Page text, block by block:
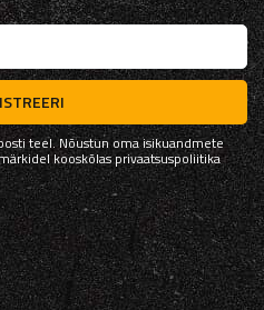
teel. Nõustun oma isikuandmete
kooskõlasprivaatsuspoliitika